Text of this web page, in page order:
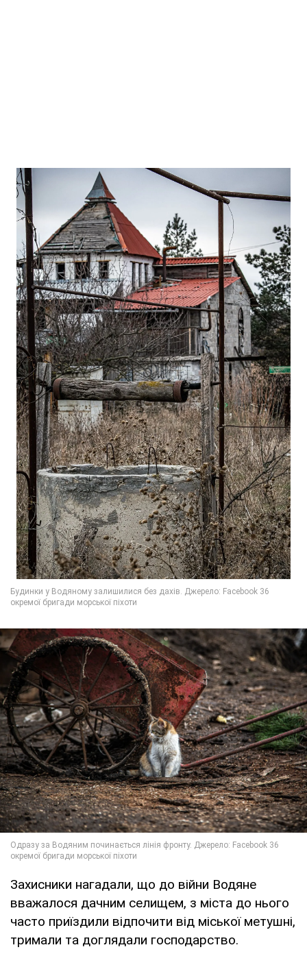
Захисники нагадали, що до війни Водяне
вважалося дачним селищем, з міста до нього
часто приїздили відпочити від міської метушні,
тримали та доглядали господарство.